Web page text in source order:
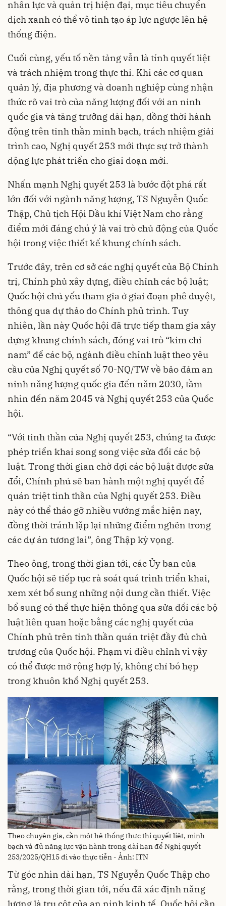
nhân lực và quản trị hiện đại, mục tiêu chuyển
dịch xanh có thể vô tình tạo áp lực ngược lên hệ
thống điện.
Cuối cùng, yếu tố nền tảng vẫn là tính quyết liệt
và trách nhiệm trong thực thi. Khi các cơ quan
quản lý, địa phương và doanh nghiệp cùng nhận
thức rõ vai trò của năng lượng đối với an ninh
quốc gia và tăng trưởng dài hạn, đồng thời hành
động trên tinh thần minh bạch, trách nhiệm giải
trình cao, Nghị quyết 253 mới thực sự trở thành
động lực phát triển cho giai đoạn mới.
Nhấn mạnh Nghị quyết 253 là bước đột phá rất
lớn đối với ngành năng lượng, TS Nguyễn Quốc
Thập, Chủ tịch Hội Dầu khí Việt Nam cho rằng
điểm mới đáng chú ý là vai trò chủ động của Quốc
hội trong việc thiết kế khung chính sách.
Trước đây, trên cơ sở các nghị quyết của Bộ Chính
trị, Chính phủ xây dựng, điều chỉnh các bộ luật;
Quốc hội chủ yếu tham gia ở giai đoạn phê duyệt,
thông qua dự thảo do Chính phủ trình. Tuy
nhiên, lần này Quốc hội đã trực tiếp tham gia xây
dựng khung chính sách, đóng vai trò “kim chỉ
nam” để các bộ, ngành điều chỉnh luật theo yêu
cầu của Nghị quyết số 70-NQ/TW về bảo đảm an
ninh năng lượng quốc gia đến năm 2030, tầm
nhìn đến năm 2045 và Nghị quyết 253 của Quốc
hội.
“Với tinh thần của Nghị quyết 253, chúng ta được
phép triển khai song song việc sửa đổi các bộ
luật. Trong thời gian chờ đợi các bộ luật được sửa
đổi, Chính phủ sẽ ban hành một nghị quyết để
quán triệt tinh thần của Nghị quyết 253. Điều
này có thể tháo gỡ nhiều vướng mắc hiện nay,
đồng thời tránh lặp lại những điểm nghẽn trong
các dự án tương lai”, ông Thập kỳ vọng.
Theo ông, trong thời gian tới, các Ủy ban của
Quốc hội sẽ tiếp tục rà soát quá trình triển khai,
xem xét bổ sung những nội dung cần thiết. Việc
bổ sung có thể thực hiện thông qua sửa đổi các bộ
luật liên quan hoặc bằng các nghị quyết của
Chính phủ trên tinh thần quán triệt đầy đủ chủ
trương của Quốc hội. Phạm vi điều chỉnh vì vậy
có thể được mở rộng hợp lý, không chỉ bó hẹp
trong khuôn khổ Nghị quyết 253.
Theo chuyên gia, cần một hệ thống thực thi quyết liệt, minh
bạch và đủ năng lực vận hành trong dài hạn để Nghị quyết
253/2025/QH15 đi vào thực tiễn - Ảnh: ITN
Từ góc nhìn dài hạn, TS Nguyễn Quốc Thập cho
rằng, trong thời gian tới, nếu đã xác định năng